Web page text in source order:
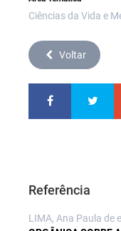
Ciências da Vida e
Voltar
Referência
LIMA, Ana Paula de